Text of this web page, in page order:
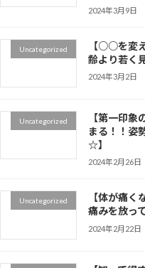
2024年3月9日
Uncategorized
【○○を変
齢より若く
2024年3月2日
Uncategorized
【第一印
まる！！姿
☆】
2024年2月26日
Uncategorized
【体が痛
痛みを放っ
2024年2月22日